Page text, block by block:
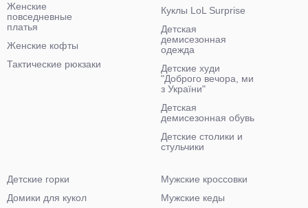
Женские
повседневные
платья
Женские кофты
Тактические рюкзаки
Куклы LoL Surprise
Детская
демисезонная
одежда
Детские худи
"Доброго вечора, ми
з України"
Детская
демисезонная обувь
Детские столики и
стульчики
Детские горки
Домики для кукол
Мужские кроссовки
Мужские кеды